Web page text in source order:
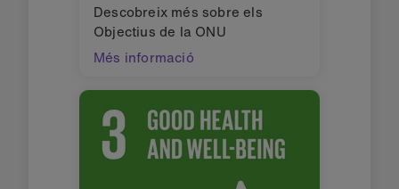
Descobreix més sobre els
Objectius de la ONU
Més informació